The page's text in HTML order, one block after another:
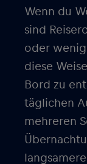
Wenn du
sind
oder
diese
Bord zu
täglichen
mehreren